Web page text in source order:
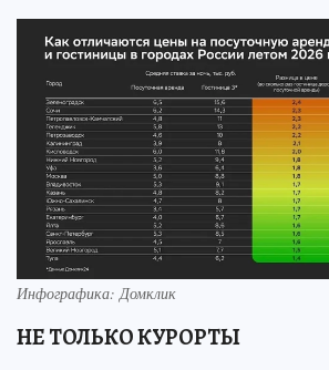
Инфографика: Домклик
НЕ ТОЛЬКО КУРОРТЫ